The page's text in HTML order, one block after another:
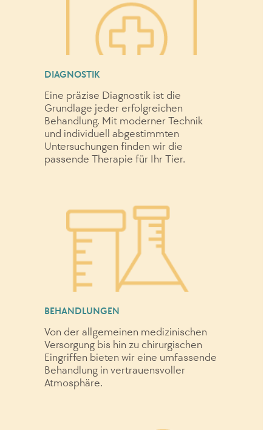
DIAGNOSTIK
Eine präzise Diagnostik ist die
Grundlage jeder erfolgreichen
Behandlung. Mit moderner Technik
und individuell abgestimmten
Untersuchungen finden wir die
passende Therapie für Ihr Tier.
BEHANDLUNGEN
Von der allgemeinen medizinischen
Versorgung bis hin zu chirurgischen
Eingriffen bieten wir eine umfassende
Behandlung in vertrauensvoller
Atmosphäre.